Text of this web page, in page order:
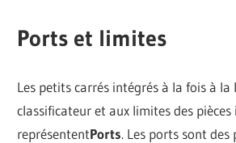
Ports et limites
Les petits carrés intégrés à la fois à
classificateur et aux limites des pièces
représententPorts. Les ports sont des